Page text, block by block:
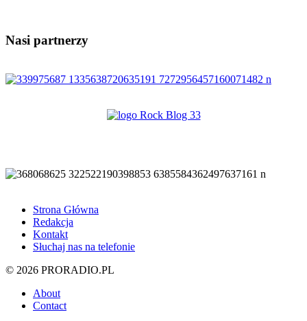
Nasi partnerzy
Strona Główna
Redakcja
Kontakt
Słuchaj nas na telefonie
© 2026 PRORADIO.PL
About
Contact